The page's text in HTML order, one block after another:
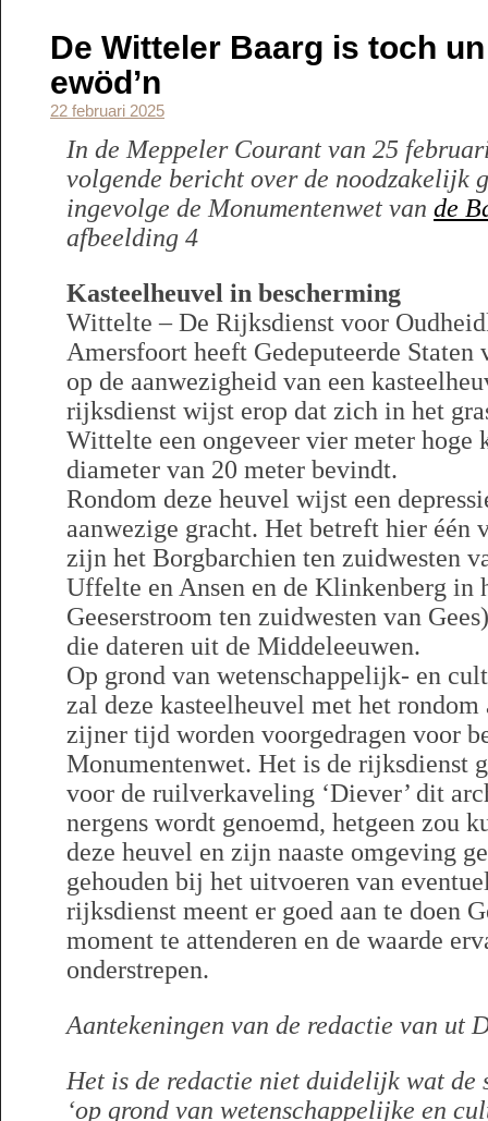
De Witteler Baarg is toch
ewöd’n
22 februari 2025
In de Meppeler Courant van 25
volgende bericht over de noodzakelijk
ingevolge de Monumentenwet van de
afbeelding 4
Kasteelheuvel in bescherming
Wittelte – De Rijksdienst voor
Amersfoort heeft Gedeputeerde Staten
op de aanwezigheid van een
rijksdienst wijst erop dat zich in het
Wittelte een ongeveer vier meter hoge
diameter van 20 meter bevindt.
Rondom deze heuvel wijst een
aanwezige gracht. Het betreft hier één
zijn het Borgbarchien ten zuidwesten
Uffelte en Ansen en de Klinkenberg in
Geeserstroom ten zuidwesten van
die dateren uit de Middeleeuwen.
Op grond van wetenschappelijk- en
zal deze kasteelheuvel met het
zijner tijd worden voorgedragen voor
Monumentenwet. Het is de rijksdienst
voor de ruilverkaveling ‘Diever’ dit
nergens wordt genoemd, hetgeen zou
deze heuvel en zijn naaste omgeving
gehouden bij het uitvoeren van
rijksdienst meent er goed aan te doen
moment te attenderen en de waarde
onderstrepen.
Aantekeningen van de redactie van ut
Het is de redactie niet duidelijk wat
‘op grond van wetenschappelijke en